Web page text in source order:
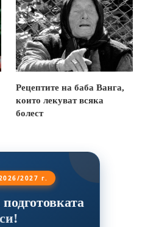
Рецептите на баба Ванга,
които лекуват всяка
болест
2027 г.
си!